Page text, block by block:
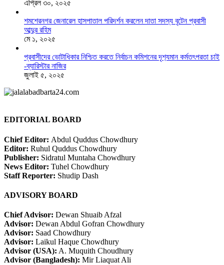
এপ্রিল ৩০, ২০২৫
শমশেরনগর জেনারেল হাসপাতাল পরিদর্শন করলেন দাতা সদস্য বৃটেন প্রবাসী
আব্দুর রহিম
মে ১, ২০২৫
প্রবাসীদের ভোটাধিকার নিশ্চিত করতে নির্বাচন কমিশনের দৃশ‍্যমান কর্মতৎপরতা চাই
-ব্যারিস্টার নাজির
জুলাই ৫, ২০২৫
EDITORIAL BOARD
Chief Editor: Abdul Quddus Chowdhury
Editor: Ruhul Quddus Chowdhury
Publisher: Sidratul Muntaha Chowdhury
News Editor: Tuhel Chowdhury
Staff Reporter: Shudip Dash
ADVISORY BOARD
Chief Advisor: Dewan Shuaib Afzal
Advisor: Dewan Abdul Gofran Chowdhury
Advisor: Saad Chowdhury
Advisor: Laikul Haque Chowdhury
Advisor (USA): A. Muquith Choudhury
Advisor (Bangladesh): Mir Liaquat Ali